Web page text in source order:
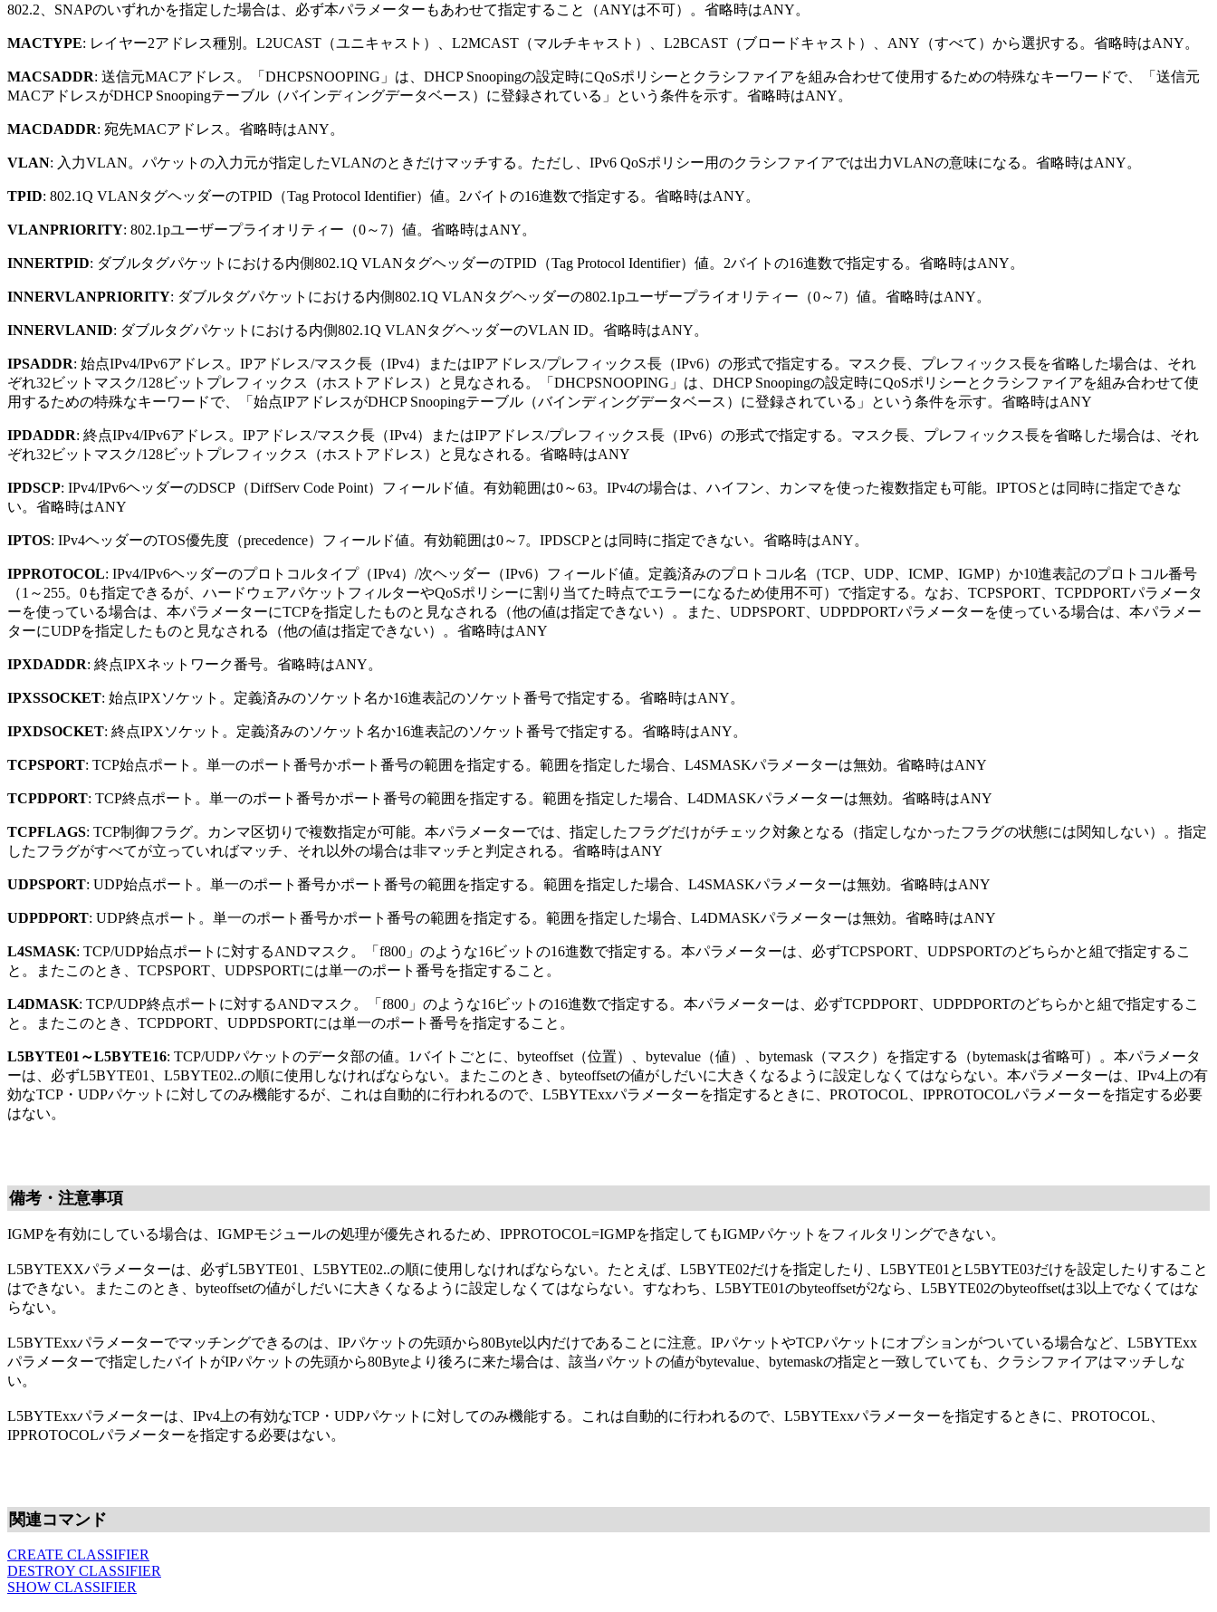
802.2、SNAPのいずれかを指定した場合は、必ず本パラメーターもあわせて指定すること（ANYは不可）。省略時はANY。
MACTYPE: レイヤー2アドレス種別。L2UCAST（ユニキャスト）、L2MCAST（マルチキャスト）、L2BCAST（ブロードキャスト）、ANY（すべて）から選択する。省略時はANY。
MACSADDR: 送信元MACアドレス。「DHCPSNOOPING」は、DHCP Snoopingの設定時にQoSポリシーとクラシファイアを組み合わせて使用するための特殊なキーワードで、「送信元
MACアドレスがDHCP Snoopingテーブル（バインディングデータベース）に登録されている」という条件を示す。省略時はANY。
MACDADDR: 宛先MACアドレス。省略時はANY。
VLAN: 入力VLAN。パケットの入力元が指定したVLANのときだけマッチする。ただし、IPv6 QoSポリシー用のクラシファイアでは出力VLANの意味になる。省略時はANY。
TPID: 802.1Q VLANタグヘッダーのTPID（Tag Protocol Identifier）値。2バイトの16進数で指定する。省略時はANY。
VLANPRIORITY: 802.1pユーザープライオリティー（0～7）値。省略時はANY。
INNERTPID: ダブルタグパケットにおける内側802.1Q VLANタグヘッダーのTPID（Tag Protocol Identifier）値。2バイトの16進数で指定する。省略時はANY。
INNERVLANPRIORITY: ダブルタグパケットにおける内側802.1Q VLANタグヘッダーの802.1pユーザープライオリティー（0～7）値。省略時はANY。
INNERVLANID: ダブルタグパケットにおける内側802.1Q VLANタグヘッダーのVLAN ID。省略時はANY。
IPSADDR: 始点IPv4/IPv6アドレス。IPアドレス/マスク長（IPv4）またはIPアドレス/プレフィックス長（IPv6）の形式で指定する。マスク長、プレフィックス長を省略した場合は、それ
ぞれ32ビットマスク/128ビットプレフィックス（ホストアドレス）と見なされる。「DHCPSNOOPING」は、DHCP Snoopingの設定時にQoSポリシーとクラシファイアを組み合わせて使
用するための特殊なキーワードで、「始点IPアドレスがDHCP Snoopingテーブル（バインディングデータベース）に登録されている」という条件を示す。省略時はANY
IPDADDR: 終点IPv4/IPv6アドレス。IPアドレス/マスク長（IPv4）またはIPアドレス/プレフィックス長（IPv6）の形式で指定する。マスク長、プレフィックス長を省略した場合は、それ
ぞれ32ビットマスク/128ビットプレフィックス（ホストアドレス）と見なされる。省略時はANY
IPDSCP: IPv4/IPv6ヘッダーのDSCP（DiffServ Code Point）フィールド値。有効範囲は0～63。IPv4の場合は、ハイフン、カンマを使った複数指定も可能。IPTOSとは同時に指定できな
い。省略時はANY
IPTOS: IPv4ヘッダーのTOS優先度（precedence）フィールド値。有効範囲は0～7。IPDSCPとは同時に指定できない。省略時はANY。
IPPROTOCOL: IPv4/IPv6ヘッダーのプロトコルタイプ（IPv4）/次ヘッダー（IPv6）フィールド値。定義済みのプロトコル名（TCP、UDP、ICMP、IGMP）か10進表記のプロトコル番号
（1～255。0も指定できるが、ハードウェアパケットフィルターやQoSポリシーに割り当てた時点でエラーになるため使用不可）で指定する。なお、TCPSPORT、TCPDPORTパラメータ
ーを使っている場合は、本パラメーターにTCPを指定したものと見なされる（他の値は指定できない）。また、UDPSPORT、UDPDPORTパラメーターを使っている場合は、本パラメー
ターにUDPを指定したものと見なされる（他の値は指定できない）。省略時はANY
IPXDADDR: 終点IPXネットワーク番号。省略時はANY。
IPXSSOCKET: 始点IPXソケット。定義済みのソケット名か16進表記のソケット番号で指定する。省略時はANY。
IPXDSOCKET: 終点IPXソケット。定義済みのソケット名か16進表記のソケット番号で指定する。省略時はANY。
TCPSPORT: TCP始点ポート。単一のポート番号かポート番号の範囲を指定する。範囲を指定した場合、L4SMASKパラメーターは無効。省略時はANY
TCPDPORT: TCP終点ポート。単一のポート番号かポート番号の範囲を指定する。範囲を指定した場合、L4DMASKパラメーターは無効。省略時はANY
TCPFLAGS: TCP制御フラグ。カンマ区切りで複数指定が可能。本パラメーターでは、指定したフラグだけがチェック対象となる（指定しなかったフラグの状態には関知しない）。指定
したフラグがすべてが立っていればマッチ、それ以外の場合は非マッチと判定される。省略時はANY
UDPSPORT: UDP始点ポート。単一のポート番号かポート番号の範囲を指定する。範囲を指定した場合、L4SMASKパラメーターは無効。省略時はANY
UDPDPORT: UDP終点ポート。単一のポート番号かポート番号の範囲を指定する。範囲を指定した場合、L4DMASKパラメーターは無効。省略時はANY
L4SMASK: TCP/UDP始点ポートに対するANDマスク。「f800」のような16ビットの16進数で指定する。本パラメーターは、必ずTCPSPORT、UDPSPORTのどちらかと組で指定するこ
と。またこのとき、TCPSPORT、UDPSPORTには単一のポート番号を指定すること。
L4DMASK: TCP/UDP終点ポートに対するANDマスク。「f800」のような16ビットの16進数で指定する。本パラメーターは、必ずTCPDPORT、UDPDPORTのどちらかと組で指定するこ
と。またこのとき、TCPDPORT、UDPDSPORTには単一のポート番号を指定すること。
L5BYTE01～L5BYTE16: TCP/UDPパケットのデータ部の値。1バイトごとに、byteoffset（位置）、bytevalue（値）、bytemask（マスク）を指定する（bytemaskは省略可）。本パラメータ
ーは、必ずL5BYTE01、L5BYTE02..の順に使用しなければならない。またこのとき、byteoffsetの値がしだいに大きくなるように設定しなくてはならない。本パラメーターは、IPv4上の有
効なTCP・UDPパケットに対してのみ機能するが、これは自動的に行われるので、L5BYTExxパラメーターを指定するときに、PROTOCOL、IPPROTOCOLパラメーターを指定する必要
はない。
備考・注意事項
IGMPを有効にしている場合は、IGMPモジュールの処理が優先されるため、IPPROTOCOL=IGMPを指定してもIGMPパケットをフィルタリングできない。
L5BYTEXXパラメーターは、必ずL5BYTE01、L5BYTE02..の順に使用しなければならない。たとえば、L5BYTE02だけを指定したり、L5BYTE01とL5BYTE03だけを設定したりすること
はできない。またこのとき、byteoffsetの値がしだいに大きくなるように設定しなくてはならない。すなわち、L5BYTE01のbyteoffsetが2なら、L5BYTE02のbyteoffsetは3以上でなくてはな
らない。
L5BYTExxパラメーターでマッチングできるのは、IPパケットの先頭から80Byte以内だけであることに注意。IPパケットやTCPパケットにオプションがついている場合など、L5BYTExx
パラメーターで指定したバイトがIPパケットの先頭から80Byteより後ろに来た場合は、該当パケットの値がbytevalue、bytemaskの指定と一致していても、クラシファイアはマッチしな
い。
L5BYTExxパラメーターは、IPv4上の有効なTCP・UDPパケットに対してのみ機能する。これは自動的に行われるので、L5BYTExxパラメーターを指定するときに、PROTOCOL、
IPPROTOCOLパラメーターを指定する必要はない。
関連コマンド
CREATE CLASSIFIER
DESTROY CLASSIFIER
SHOW CLASSIFIER